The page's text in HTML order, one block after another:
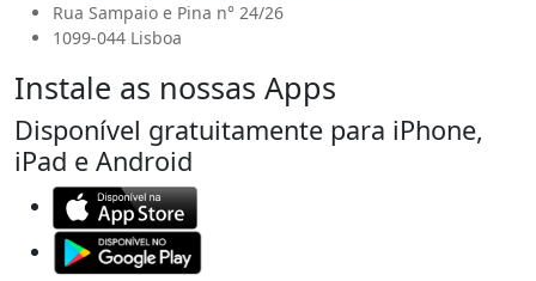
Rua Sampaio e Pina n° 24/26
1099-044 Lisboa
Instale as nossas Apps
Disponível gratuitamente para iPhone,
iPad e Android